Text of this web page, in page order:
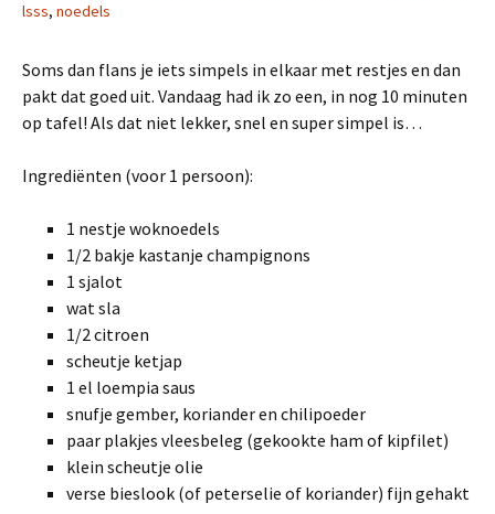
lsss, noedels
Soms dan flans je iets simpels in elkaar met restjes en dan
pakt dat goed uit. Vandaag had ik zo een, in nog 10 minuten
op tafel! Als dat niet lekker, snel en super simpel is…
Ingrediënten (voor 1 persoon):
1 nestje woknoedels
1/2 bakje kastanje champignons
1 sjalot
wat sla
1/2 citroen
scheutje ketjap
1 el loempia saus
snufje gember, koriander en chilipoeder
paar plakjes vleesbeleg (gekookte ham of kipfilet)
klein scheutje olie
verse bieslook (of peterselie of koriander) fijn gehakt